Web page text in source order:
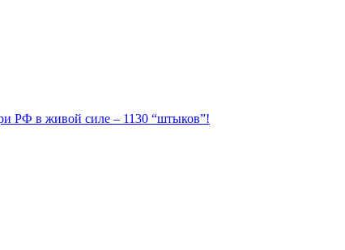
РФ в живой силе – 1130 “штыков”!